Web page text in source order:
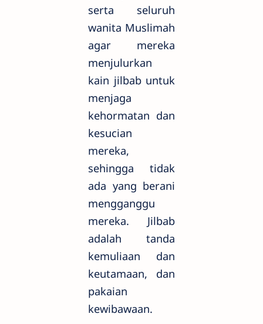
serta seluruh
wanita Muslimah
agar mereka
menjulurkan
kain jilbab untuk
menjaga
kehormatan dan
kesucian
mereka,
sehingga tidak
ada yang berani
mengganggu
mereka. Jilbab
adalah tanda
kemuliaan dan
keutamaan, dan
pakaian
kewibawaan.